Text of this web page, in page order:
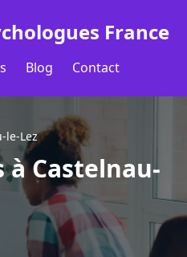
France
Blog Contact
le-Lez
à Castelnau-